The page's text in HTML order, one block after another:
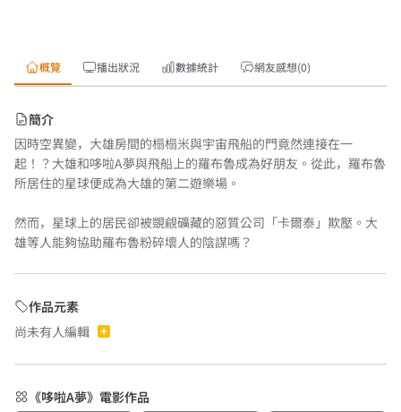
概覽 播出狀況 數據統計 網友感想(0)
簡介
因時空異變，大雄房間的榻榻米與宇宙飛船的門竟然連接在一
起！？大雄和哆啦A夢與飛船上的羅布魯成為好朋友。從此，羅布魯
所居住的星球便成為大雄的第二遊樂場。
然而，星球上的居民卻被覬覦礦藏的惡質公司「卡爾泰」欺壓。大
雄等人能夠協助羅布魯粉碎壞人的陰謀嗎？
作品元素
尚未有人編輯
《哆啦A夢》電影作品